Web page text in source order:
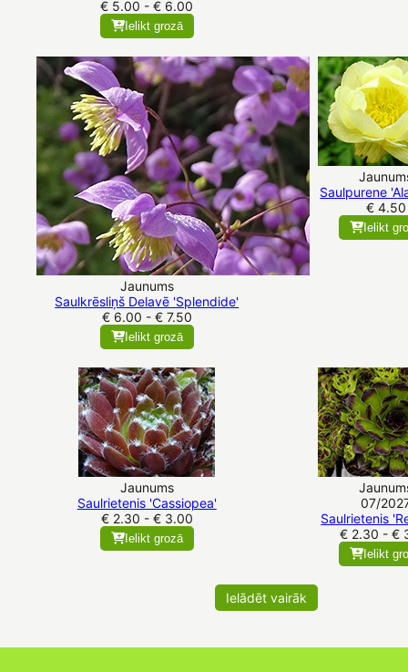
€ 5.00 - € 6.00
Ielikt grozā
Jaunums
Saulkrēsliņš Delavē 'Splendide'
€ 6.00 - € 7.50
Ielikt grozā
Saulpurene
€ 4.50
Ielikt
Jaunums
Saulrietenis 'Cassiopea'
€ 2.30 - € 3.00
Ielikt grozā
07/
Saulrietenis
€ 2.30 - €
Ielikt
Ielādēt vairāk